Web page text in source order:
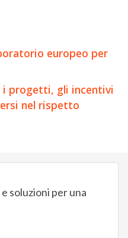
europeo per
i progetti, gli incentivi
nel rispetto
soluzioni per una